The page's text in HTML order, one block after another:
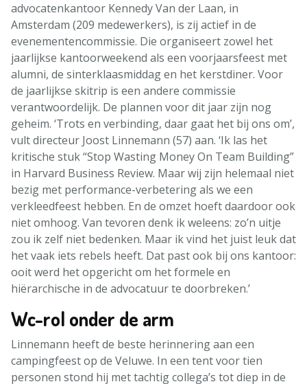
advocatenkantoor Kennedy Van der Laan, in
Amsterdam (209 medewerkers), is zij actief in de
evenementencommissie. Die organiseert zowel het
jaarlijkse kantoorweekend als een voorjaarsfeest met
alumni, de sinterklaasmiddag en het kerstdiner. Voor
de jaarlijkse skitrip is een andere commissie
verantwoordelijk. De plannen voor dit jaar zijn nog
geheim. ‘Trots en verbinding, daar gaat het bij ons om’,
vult directeur Joost Linnemann (57) aan. ‘Ik las het
kritische stuk “Stop Wasting Money On Team Building”
in Harvard Business Review. Maar wij zijn helemaal niet
bezig met performance-verbetering als we een
verkleedfeest hebben. En de omzet hoeft daardoor ook
niet omhoog. Van tevoren denk ik weleens: zo’n uitje
zou ik zelf niet bedenken. Maar ik vind het juist leuk dat
het vaak iets rebels heeft. Dat past ook bij ons kantoor:
ooit werd het opgericht om het formele en
hiërarchische in de advocatuur te doorbreken.’
Wc-rol onder de arm
Linnemann heeft de beste herinnering aan een
campingfeest op de Veluwe. In een tent voor tien
personen stond hij met tachtig collega’s tot diep in de